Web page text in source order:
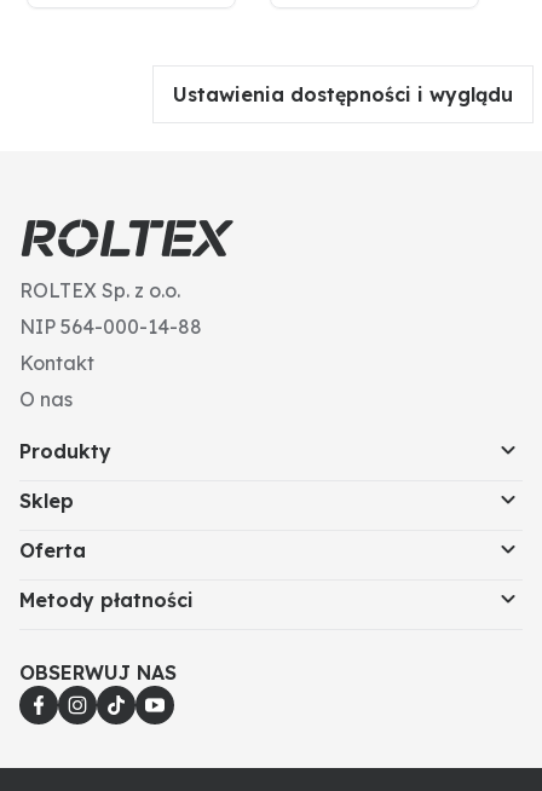
Ustawienia dostępności i wyglądu
ROLTEX Sp. z o.o.
NIP 564-000-14-88
Kontakt
O nas
Produkty
Sklep
Oferta
Metody płatności
OBSERWUJ NAS